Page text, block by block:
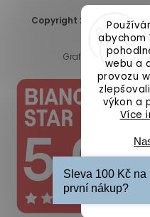
abychom
webu a
provozu
výkon a
Více
Copyright 2026 DomaLEP
Upravit
Grafický návrh
Sleva 100 Kč na
první nákup?